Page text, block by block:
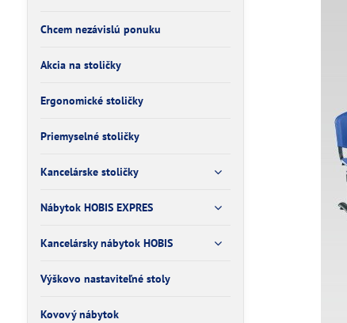
Chcem nezávislú ponuku
Akcia na stoličky
Ergonomické stoličky
Priemyselné stoličky
Kancelárske stoličky
Nábytok HOBIS EXPRES
Kancelársky nábytok HOBIS
Výškovo nastaviteľné stoly
Kovový nábytok